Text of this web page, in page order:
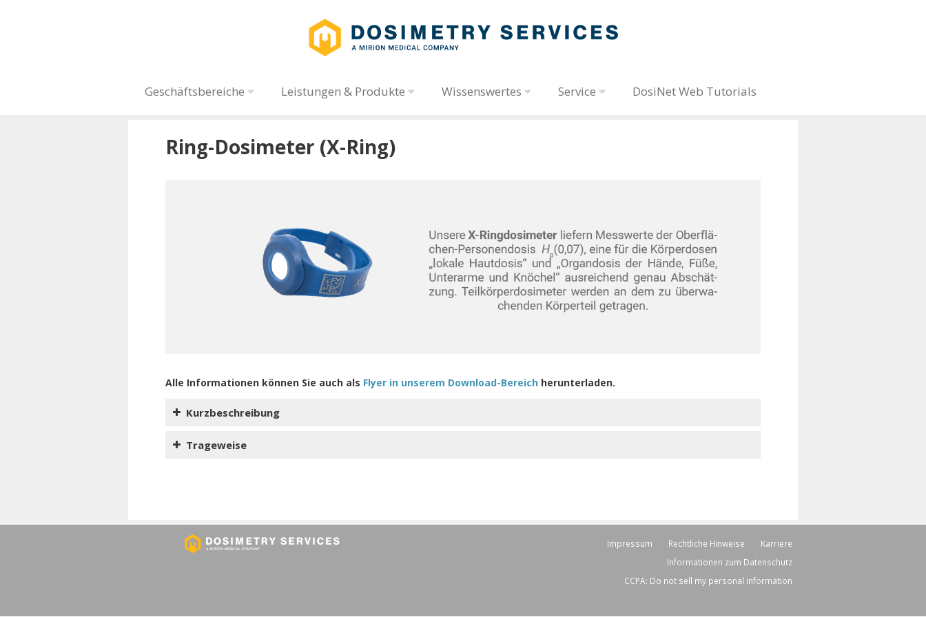
Geschäftsbereiche Leistungen & Produkte Wissenswertes Service DosiNet Web Tutorials
Ring-Dosimeter (X-Ring)
Alle Informationen können Sie auch als Flyer in unserem Download-Bereichherunterladen.
Kurzbeschreibung
Trageweise
Impressum Rechtliche Hinweise
Karriere
Informationen zum Datenschutz
CCPA: Do not sell my personal information